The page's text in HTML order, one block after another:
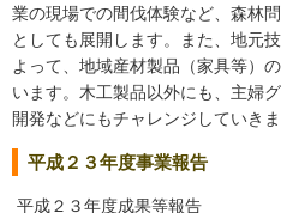
業の現場での間伐体験など、森林
としても展開します。また、地元
よって、地域産材製品（家具等）
います。木工製品以外にも、主婦
開発などにもチャレンジしていきま
平成２３年度事業報告
平成２３年度成果等報告